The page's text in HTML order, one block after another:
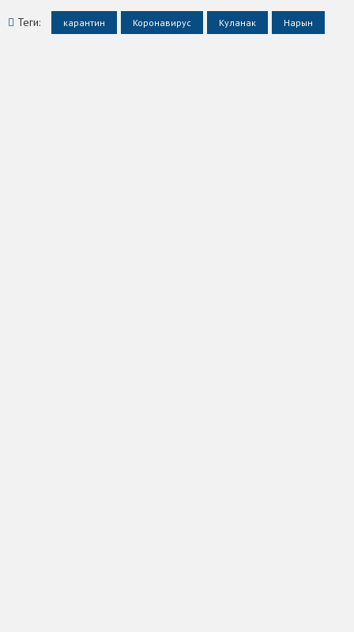
Telegram
Теги:
карантин Коронавирус Куланак Нарын